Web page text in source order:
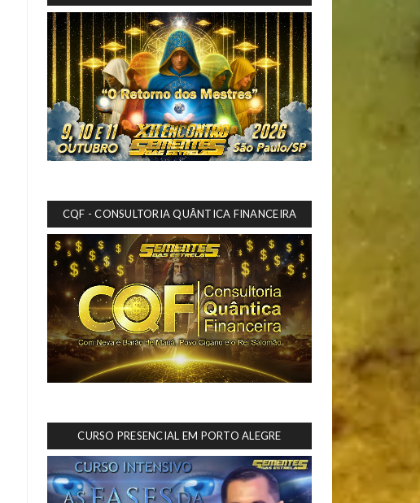
CQF - CONSULTORIA QUÂNTICA FINANCEIRA
CURSO PRESENCIAL EM PORTO ALEGRE